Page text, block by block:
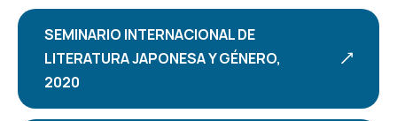
SEMINARIO INTERNACIONAL DE
LITERATURA JAPONESA Y GÉNERO,
2020